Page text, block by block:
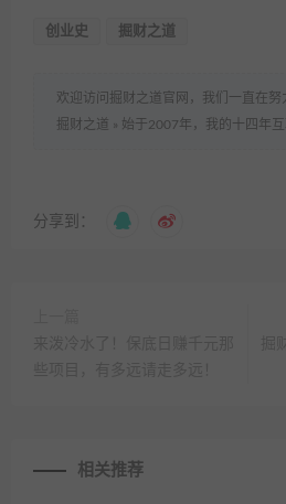
创业史 掘财之道
欢迎访问掘财之道官网，我们一直在努
掘财之道 » 始于2007年，我的十四年
分享到：
相关推荐